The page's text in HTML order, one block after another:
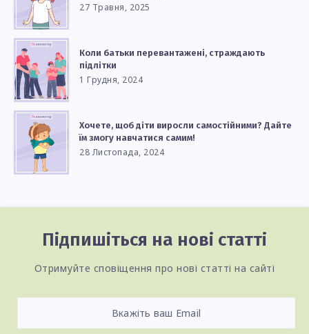
27 Травня, 2025
Коли батьки перевантажені, страждають
підлітки
1 Грудня, 2024
Хочете, щоб діти виросли самостійними? Дайте
їм змогу навчатися самим!
28 Листопада, 2024
Підпишіться на нові статті
Отримуйте сповіщення про нові статті на сайті